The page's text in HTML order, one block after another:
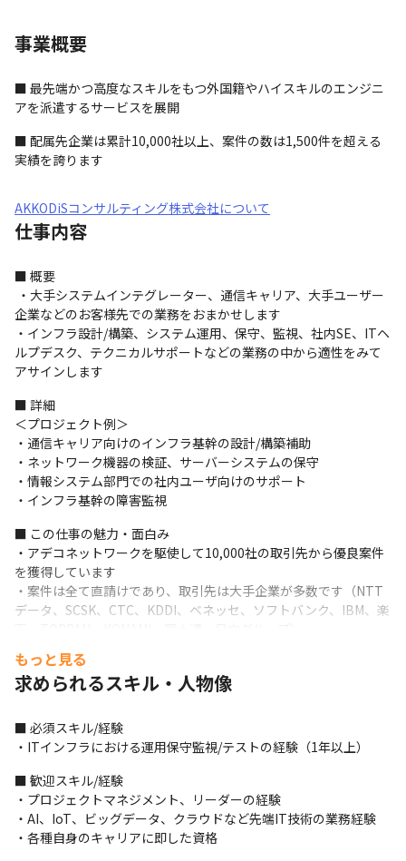
事業概要
■ 最先端かつ高度なスキルをもつ外国籍やハイスキルのエンジニ
アを派遣するサービスを展開
■ 配属先企業は累計10,000社以上、案件の数は1,500件を超える
実績を誇ります
AKKODiSコンサルティング株式会社について
仕事内容
■ 概要
企業などのお客様先での業務をおまかせします
・インフラ設計/構築、システム運用、保守、監視、社内SE、ITヘ
ルプデスク、テクニカルサポートなどの業務の中から適性をみて
アサインします
■ 詳細
＜プロジェクト例＞
・通信キャリア向けのインフラ基幹の設計/構築補助
・ネットワーク機器の検証、サーバーシステムの保守
・情報システム部門での社内ユーザ向けのサポート
・インフラ基幹の障害監視
■ この仕事の魅力・面白み
・アデコネットワークを駆使して10,000社の取引先から優良案件
を獲得しています
・案件は全て直請けであり、取引先は大手企業が多数です（NTT
データ、SCSK、CTC、KDDI、ベネッセ、ソフトバンク、IBM、楽
もっと見る
求められるスキル・人物像
■ 必須スキル/経験
・ITインフラにおける運用保守監視/テストの経験（1年以上）
■ 歓迎スキル/経験
・プロジェクトマネジメント、リーダーの経験
・AI、IoT、ビッグデータ、クラウドなど先端IT技術の業務経験
・各種自身のキャリアに即した資格